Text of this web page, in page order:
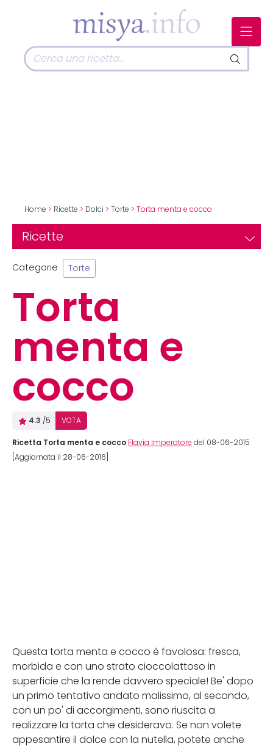
Home > Ricette > Dolci > Torte > Torta menta e cocco
Ricette
Categorie Torte
Torta
menta e
cocco
4.3 /5 VOTA
Ricetta Torta menta e cocco Flavia Imperatore del 08-06-2015
[Aggiornata il 28-06-2016]
Questa torta menta e cocco è favolosa: fresca,
morbida e con uno strato cioccolattoso in
superficie che la rende davvero speciale! Be' dopo
un primo tentativo andato malissimo, al secondo,
con un po' di accorgimenti, sono riuscita a
realizzare la torta che desideravo. Se non volete
appesantire il dolce con la nutella, potete anche